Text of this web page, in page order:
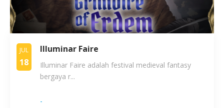
JUL
18
Illuminar Faire
Illuminar Faire adalah festival medieval fantasy
bergaya r...
-